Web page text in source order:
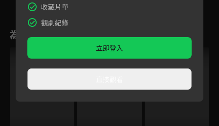
為您推薦
收藏片單
觀劇紀錄
立即登入